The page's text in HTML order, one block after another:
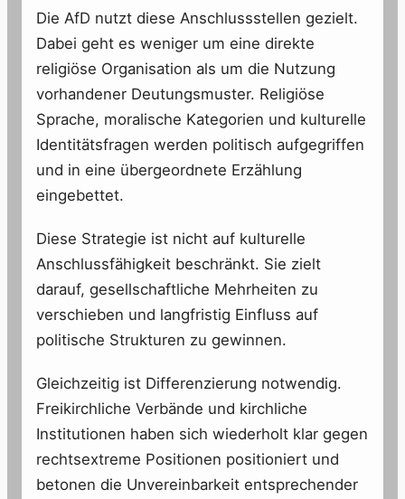
Die AfD nutzt diese Anschlussstellen gezielt.
Dabei geht es weniger um eine direkte
religiöse Organisation als um die Nutzung
vorhandener Deutungsmuster. Religiöse
Sprache, moralische Kategorien und kulturelle
Identitätsfragen werden politisch aufgegriffen
und in eine übergeordnete Erzählung
eingebettet.
Diese Strategie ist nicht auf kulturelle
Anschlussfähigkeit beschränkt. Sie zielt
darauf, gesellschaftliche Mehrheiten zu
verschieben und langfristig Einfluss auf
politische Strukturen zu gewinnen.
Gleichzeitig ist Differenzierung notwendig.
Freikirchliche Verbände und kirchliche
Institutionen haben sich wiederholt klar gegen
rechtsextreme Positionen positioniert und
betonen die Unvereinbarkeit entsprechender